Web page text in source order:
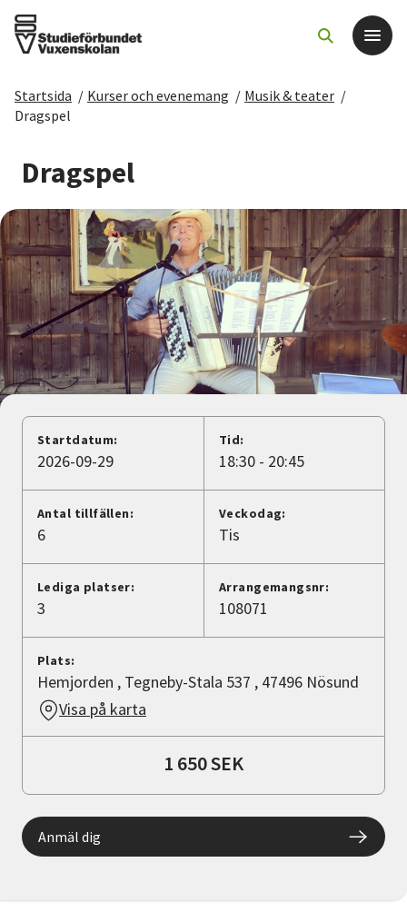
Det här gör vi
För dig som
Sök kurser och evenemang
Om SV
Starta studiecirkel
Cirkelledare
Nyheter
Avdelningar
Lyssna
Startsida / Kurser och evenemang / Musik & teater /
Dragspel
Dragspel
Startdatum:
2026-09-29
Tid:
18:30 - 20:45
Antal tillfällen:
6
Veckodag:
Tis
Lediga platser:
3
Arrangemangsnr:
108071
Plats:
Hemjorden , Tegneby-Stala 537 , 47496 Nösund
Visa på karta
1 650 SEK
Anmäl dig